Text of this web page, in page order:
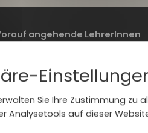
angehende LehrerInnen
und Lehrer in
Neben pädagogischen und
Sie Ihre Zustimmung zu
Analysetools auf dieser